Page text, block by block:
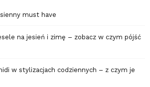
must have
na jesień i zimę – zobacz w czym pójść
w stylizacjach codziennych – z czym je